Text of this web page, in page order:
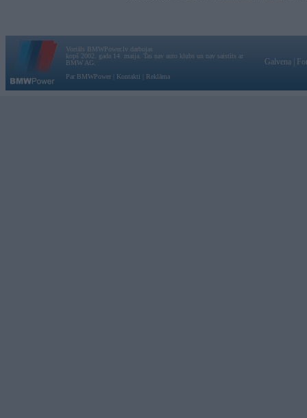
Vortāls BMWPower.lv darbojas
kopš 2002. gada 14. maija. Tas nav auto klubs un nav saistīts ar
BMW AG.
Par BMWPower
Kontakti Reklāma
Galvena